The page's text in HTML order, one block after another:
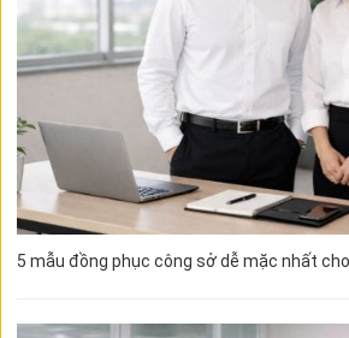
5 mẫu đồng phục công sở dễ mặc nhất